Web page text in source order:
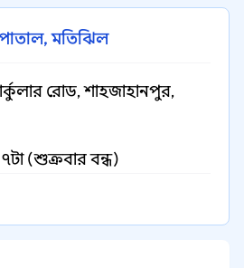
মতিঝিল
রোড, শাহজাহানপুর,
(শুক্রবার বন্ধ)